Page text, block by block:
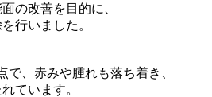
の改善を目的に、
行いました。
で、赤みや腫れも落ち着き、
ています。